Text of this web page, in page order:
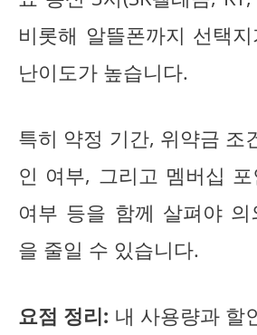
비롯해 알뜰폰까지 선택
난이도가 높습니다.
특히 약정 기간, 위약금 조
인 여부, 그리고 멤버십
여부 등을 함께 살펴야
을 줄일 수 있습니다.
요점 정리: 내 사용량과 할